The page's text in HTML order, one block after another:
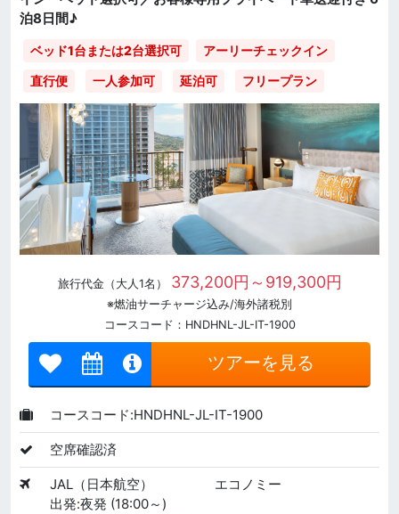
泊8日間♪
ベッド1台または2台選択可
アーリーチェックイン
直行便
一人参加可 延泊可 フリープラン
旅行代金（大人1名） 373,200円～919,300円
※燃油サーチャージ込み/海外諸税別
コースコード：HNDHNL-JL-IT-1900
ツアーを見る
コースコード:HNDHNL-JL-IT-1900
空席確認済
JAL（日本航空）
エコノミー
出発:夜発 (18:00～)